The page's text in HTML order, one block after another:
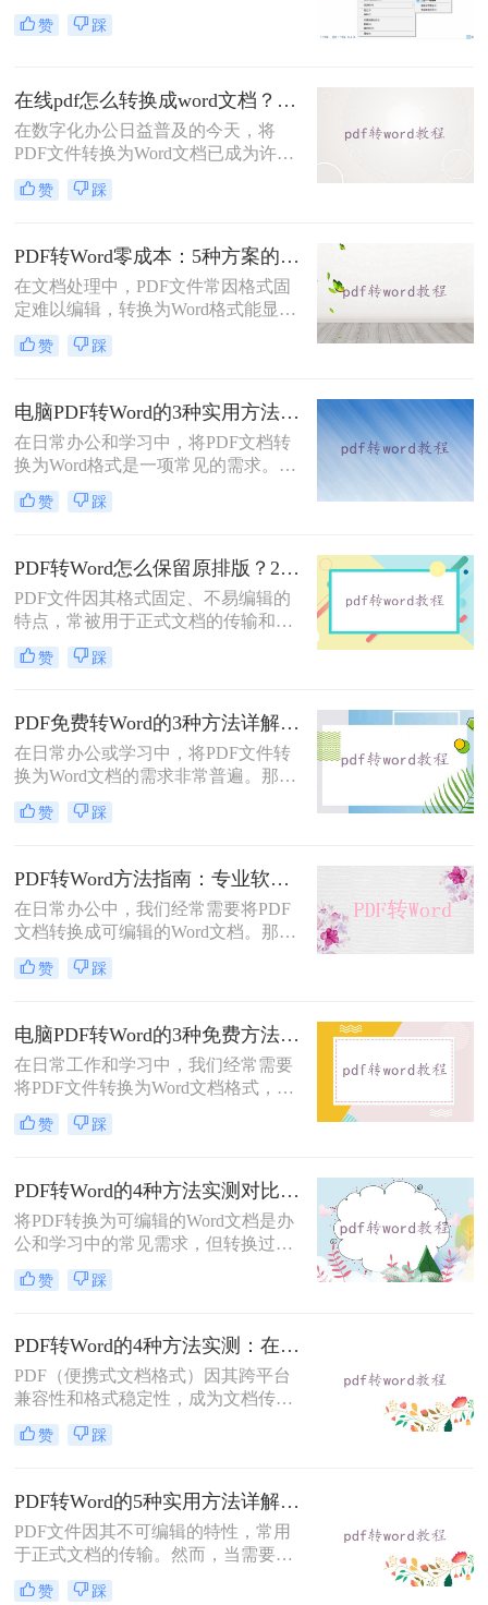
字；老师上传的PDF课件，你想复制
一段做笔记；或者自己扫描的纸质文
者，“pdf怎么转换成word”绝对是高频
刚需。
赞 踩
在线pdf怎么转换成word文档？PDF猫与转转大师2种在线工具使用指南与功能对比！
在数字化办公日益普及的今天，将
PDF文件转换为Word文档已成为许多
职场人士和学生群体的日常需求。
PDF格式虽然便于分享和保持格式一
找到一种高效、便捷的在线转换方法
显得尤为重要。那么在线pdf怎么转换
成word文档呢？本文将介绍两种在线
将PDF转换成Word文档的方法。
赞 踩
PDF转Word零成本：5种方案的成本、速度、精度对比！
在文档处理中，PDF文件常因格式固
定难以编辑，转换为Word格式能显著
提升工作效率。然而，市面上许多转
换工具需付费或存在隐私风险，那么
5种完全免费的解决方案。所有方法
均基于官方或开源平台，确保零成
本、无广告、无数据泄露。无需任何
付费，即可实现高质量转换，告别格
式错乱与隐私担忧！
赞 踩
电脑PDF转Word的3种实用方法对比：转换软件、Word内置功能与在线工具详解！
在日常办公和学习中，将PDF文档转
换为Word格式是一项常见的需求。
Word文档因其易于编辑和修改的特点
而备受青睐。那么电脑上pdf怎么转换
换成Word的实用方法。
赞 踩
PDF转Word怎么保留原排版？2种方法对比：Adobe Acrobat DC与专业转换软件实测
PDF文件因其格式固定、不易编辑的
特点，常被用于正式文档的传输和存
档。然而，当我们需要编辑PDF内容
时，将其转换为Word文档是常见需
乱，影响使用体验。那么pdf转word怎
么保留原排版呢？本文将介绍两种方
法，帮助你在PDF转Word时尽可能保
留原排版。
赞 踩
PDF免费转Word的3种方法详解：复制粘贴、在线工具与Word内置转换效果对比！
在日常办公或学习中，将PDF文件转
换为Word文档的需求非常普遍。那么
pdf怎么免费转换成word文档呢？本文
将重点介绍三种免费且无需专业技能
赞 踩
PDF转Word方法指南：专业软件、在线工具、Word内置与改后缀名4种方案对比！
在日常办公中，我们经常需要将PDF
文档转换成可编辑的Word文档。那么
如何将pdf转换成word呢？本文将介绍
几种常用的PDF转Word的方法，助您
赞 踩
电脑PDF转Word的3种免费方法实测：含效果对比与适用场景说明！
在日常工作和学习中，我们经常需要
将PDF文件转换为Word文档格式，以
便进行编辑和修改。那么电脑pdf怎么
转word文档格式免费呢？本文将介绍
现PDF到Word的转换。
赞 踩
PDF转Word的4种方法实测对比：在线工具、Adobe Acrobat、Word内置与OCR识别方案选择！
将PDF转换为可编辑的Word文档是办
公和学习中的常见需求，但转换过程
中常出现格式错乱、图片丢失等问
题。那么pdf文档怎么转换成word格式
助你高效完成转换。
赞 踩
PDF转Word的4种方法实测：在线工具、Word、Adobe与开源软件对比！！
PDF（便携式文档格式）因其跨平台
兼容性和格式稳定性，成为文档传输
的首选格式。然而，当我们需要编辑
文档内容时，将其转换为Word格式
word怎么转呢？本文将详细介绍几种
常用的PDF转Word方法，助您轻松完
成转换。
赞 踩
PDF转Word的5种实用方法详解：含扫描件OCR处理与格式校对指南！
PDF文件因其不可编辑的特性，常用
于正式文档的传输。然而，当需要对
PDF内容进行修改时，将其转换为可
编辑的Word文档是必要的。那么pdf
赞 踩